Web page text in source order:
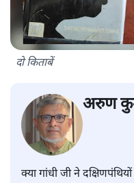
दो किताबें
अरुण
क्या गांधी जी ने